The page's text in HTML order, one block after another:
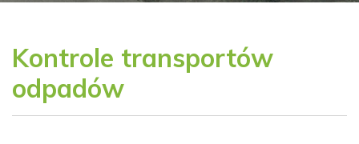
Kontrole transportów
odpadów